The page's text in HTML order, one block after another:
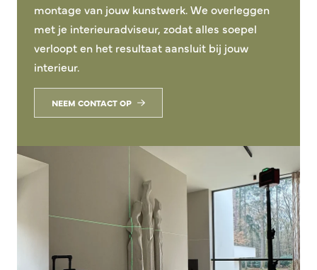
montage van jouw kunstwerk. We overleggen
met je interieuradviseur, zodat alles soepel
verloopt en het resultaat aansluit bij jouw
interieur.
NEEM CONTACT OP